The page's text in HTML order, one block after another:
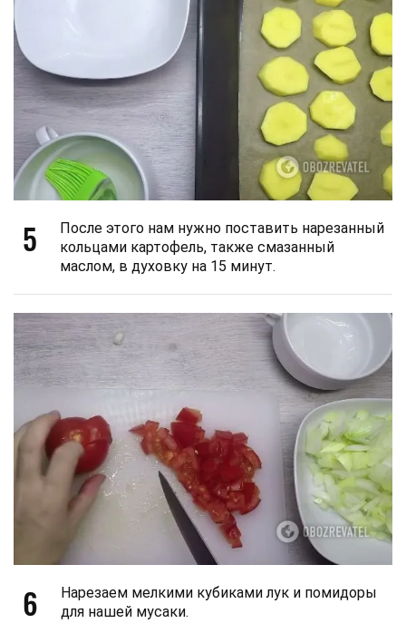
5
После этого нам нужно поставить нарезанный
кольцами картофель, также смазанный
маслом, в духовку на 15 минут.
6
Нарезаем мелкими кубиками лук и помидоры
для нашей мусаки.